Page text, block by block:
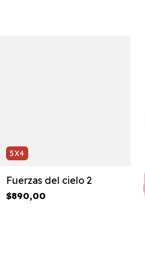
5X4
Fuerzas del cielo 2
$890,00